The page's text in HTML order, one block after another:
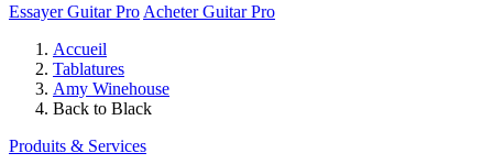
Essayer Guitar Pro Acheter Guitar Pro
Accueil
Tablatures
Amy Winehouse
Back to Black
Produits & Services